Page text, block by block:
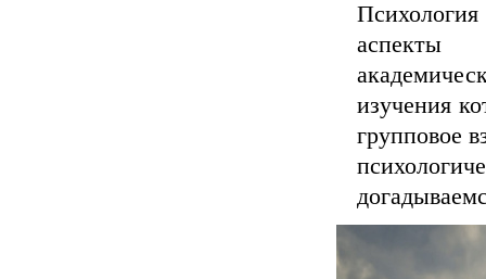
аспекты
изучения
групповое